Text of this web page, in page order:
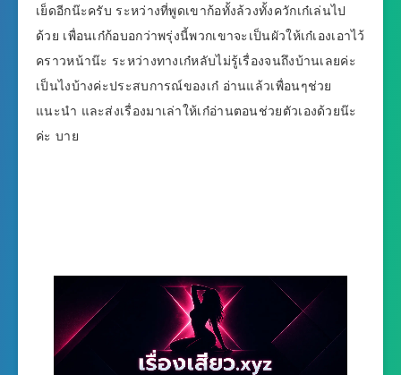
เย็ดอีกน๊ะครับ ระหว่างที่พูดเขาก้อทั้งล้วงทั้งควักเก๋เล่นไป
ด้วย เพื่อนเก๋ก้อบอกว่าพรุ่งนี้พวกเขาจะเป็นผัวให้เก๋เองเอาไว้
คราวหน้าน๊ะ ระหว่างทางเก๋หลับไม่รู้เรื่องจนถึงบ้านเลยค่ะ
เป็นไงบ้างค่ะประสบการณ์ของเก๋ อ่านแล้วเพื่อนๆช่วย
แนะนำ และส่งเรื่องมาเล่าให้เก๋อ่านตอนช่วยตัวเองด้วยน๊ะ
ค่ะ บาย